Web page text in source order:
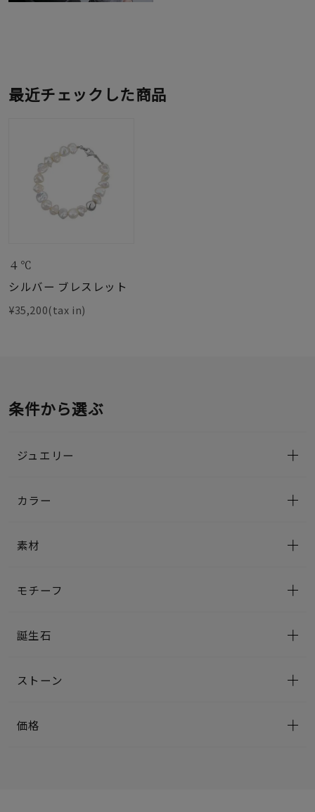
最近チェックした商品
４℃
シルバー ブレスレット
¥35,200(tax in)
条件から選ぶ
ジュエリー
カラー
素材
モチーフ
誕生石
ストーン
価格